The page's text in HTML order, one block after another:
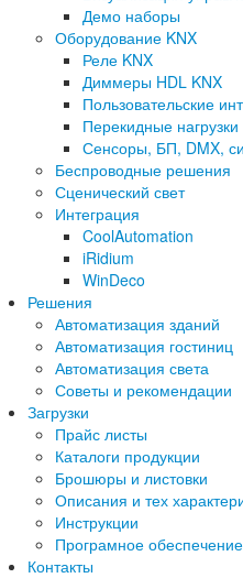
Демо наборы
Оборудование KNX
Реле KNX
Диммеры HDL KNX
Пользовательские
Перекидные
Сенсоры, БП, DMX,
Беспроводные решения
Сценический свет
Интеграция
CoolAutomation
iRidium
WinDeco
Решения
Автоматизация зданий
Автоматизация гостиниц
Автоматизация света
Советы и рекомендации
Загрузки
Прайс листы
Каталоги продукции
Брошюры и листовки
Описания и тех
Инструкции
Програмное обеспечение
Контакты